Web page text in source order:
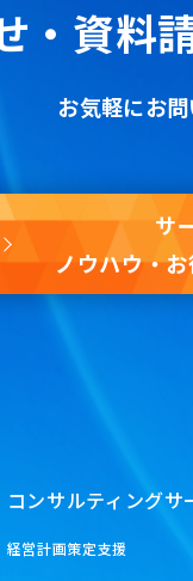
・資料
お気軽にお問
サ
ノウハウ・
コンサルティングサ
経営計画策定支援